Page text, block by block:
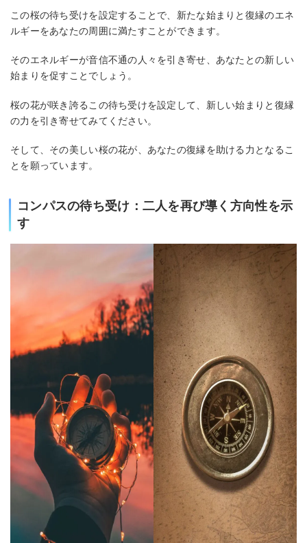
この桜の待ち受けを設定することで、新たな始まりと復縁のエネ
ルギーをあなたの周囲に満たすことができます。
そのエネルギーが音信不通の人々を引き寄せ、あなたとの新しい
始まりを促すことでしょう。
桜の花が咲き誇るこの待ち受けを設定して、新しい始まりと復縁
の力を引き寄せてみてください。
そして、その美しい桜の花が、あなたの復縁を助ける力となるこ
とを願っています。
コンパスの待ち受け：二人を再び導く方向性を示
す